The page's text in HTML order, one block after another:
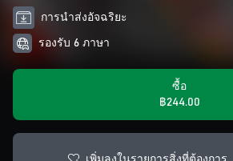
การนำส่งอัจฉริยะ
รองรับ 6 ภาษา
ซื้อ
฿244.00